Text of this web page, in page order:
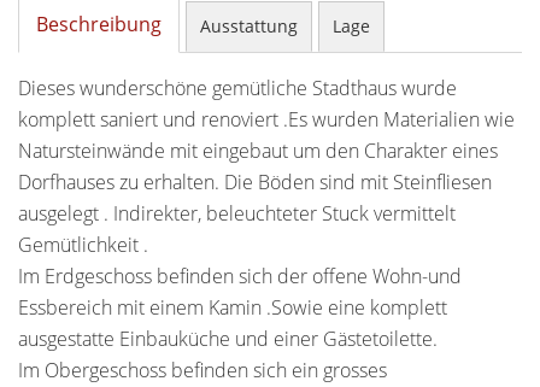
Beschreibung Ausstattung Lage
Dieses wunderschöne gemütliche Stadthaus wurde
komplett saniert und renoviert .Es wurden Materialien wie
Natursteinwände mit eingebaut um den Charakter eines
Dorfhauses zu erhalten. Die Böden sind mit Steinfliesen
ausgelegt . Indirekter, beleuchteter Stuck vermittelt
Gemütlichkeit .
Im Erdgeschoss befinden sich der offene Wohn-und
Essbereich mit einem Kamin .Sowie eine komplett
ausgestatte Einbauküche und einer Gästetoilette.
Im Obergeschoss befinden sich ein grosses